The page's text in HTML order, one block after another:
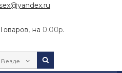
Tоваров, на 0.00р.
Везде